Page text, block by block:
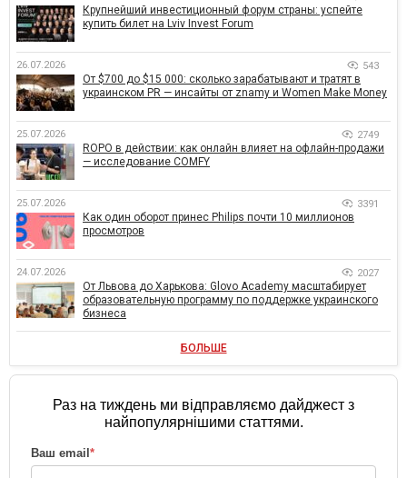
Крупнейший инвестиционный форум страны: успейте
купить билет на Lviv Invest Forum
26.07.2026 543
От $700 до $15 000: сколько зарабатывают и тратят в
украинском PR — инсайты от znamy и Women Make Money
25.07.2026 2749
ROPO в действии: как онлайн влияет на офлайн-продажи
— исследование COMFY
25.07.2026 3391
Как один оборот принес Philips почти 10 миллионов
просмотров
24.07.2026 2027
От Львова до Харькова: Glovo Academy масштабирует
образовательную программу по поддержке украинского
бизнеса
БОЛЬШЕ
Раз на тиждень ми відправляємо дайджест з
найпопулярнішими статтями.
Ваш email *